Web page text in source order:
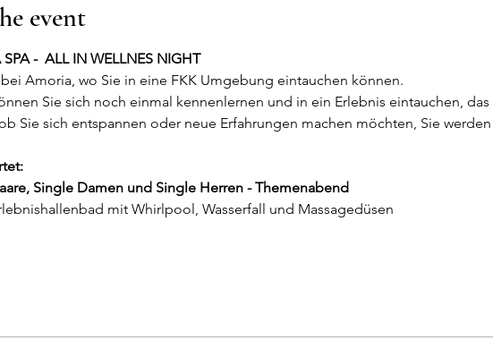
event
-  ALL IN WELLNES NIGHT
Amoria, wo Sie in eine FKK Umgebung eintauchen können.
Sie sich noch einmal kennenlernen und in ein Erlebnis eintauchen,
Sie sich entspannen oder neue Erfahrungen machen möchten, Sie
Single Damen und Single Herren - Themenabend
mit Whirlpool, Wasserfall und Massagedüsen